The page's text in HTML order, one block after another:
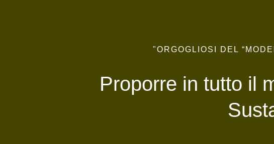
"ORGOGLIOSI DEL
Proporre in tutto il